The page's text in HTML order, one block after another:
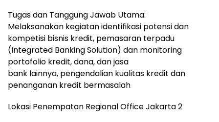
Tugas dan Tanggung Jawab Utama:
Melaksanakan kegiatan identifikasi potensi dan
kompetisi bisnis kredit, pemasaran terpadu
(Integrated Banking Solution) dan monitoring
portofolio kredit, dana, dan jasa
bank lainnya, pengendalian kualitas kredit dan
penanganan kredit bermasalah
Lokasi Penempatan Regional Office Jakarta 2